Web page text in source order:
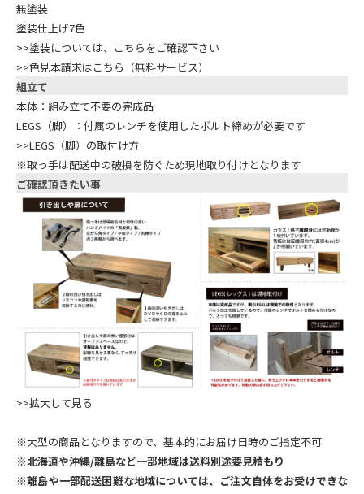
無塗装
塗装仕上げ7色
>>塗装については、こちらをご確認下さい
>>色見本請求はこちら（無料サービス）
組立て
本体：組み立て不要の完成品
LEGS（脚）：付属のレンチを使用したボルト締めが必要です
>>LEGS（脚）の取付け方
※取っ手は配送中の破損を防ぐため現地取り付けとなります
ご確認頂きたい事
>>拡大して見る
※大型の商品となりますので、基本的にお届け日時のご指定不可
※北海道や沖縄/離島など一部地域は送料別途要見積もり
※離島や一部配送困難な地域については、ご注文自体をお受けできな